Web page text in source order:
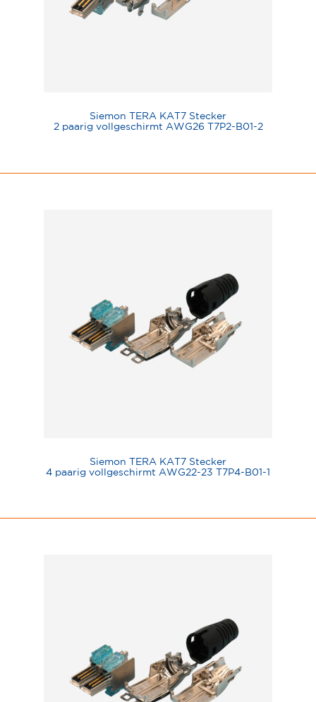
Siemon TERA KAT7 Stecker
2 paarig vollgeschirmt AWG26 T7P2-B01-2
Siemon TERA KAT7 Stecker
4 paarig vollgeschirmt AWG22-23 T7P4-B01-1